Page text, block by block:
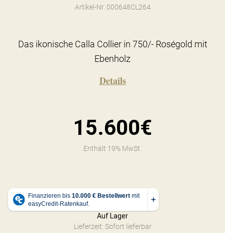
Artikel-Nr. 000648CL264
Das ikonische Calla Collier in 750/- Roségold mit
Ebenholz
Details
15.600€
Enthält 19% MwSt.
Auf Lager
Lieferzeit: Sofort lieferbar